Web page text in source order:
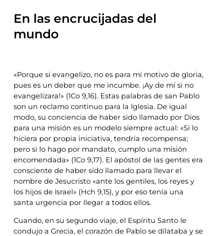
En las encrucijadas del
mundo
«Porque si evangelizo, no es para mí motivo de gloria,
pues es un deber que me incumbe. ¡Ay de mí si no
evangelizara!» (1Co 9,16). Estas palabras de san Pablo
son un reclamo continuo para la Iglesia. De igual
modo, su conciencia de haber sido llamado por Dios
para una misión es un modelo siempre actual: «Si lo
hiciera por propia iniciativa, tendría recompensa;
pero si lo hago por mandato, cumplo una misión
encomendada» (1Co 9,17). El apóstol de las gentes era
consciente de haber sido llamado para llevar el
nombre de Jesucristo «ante los gentiles, los reyes y
los hijos de Israel» (Hch 9,15), y por eso tenía una
santa urgencia por llegar a todos ellos.
Cuando, en su segundo viaje, el Espíritu Santo le
condujo a Grecia, el corazón de Pablo se dilataba y se